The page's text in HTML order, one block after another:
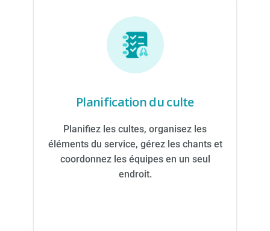
Planification du culte
Planifiez les cultes, organisez les
éléments du service, gérez les chants et
coordonnez les équipes en un seul
endroit.